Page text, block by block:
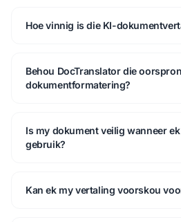
Hoe vinnig is die KI-
Behou DocTranslator die
dokumentformatering?
Is my dokument veilig wanneer
gebruik?
Kan ek my vertaling voorskou